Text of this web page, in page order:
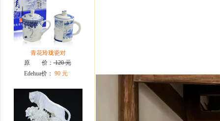
青花玲珑瓷对
原 价：120 元
Edehua价： 90 元